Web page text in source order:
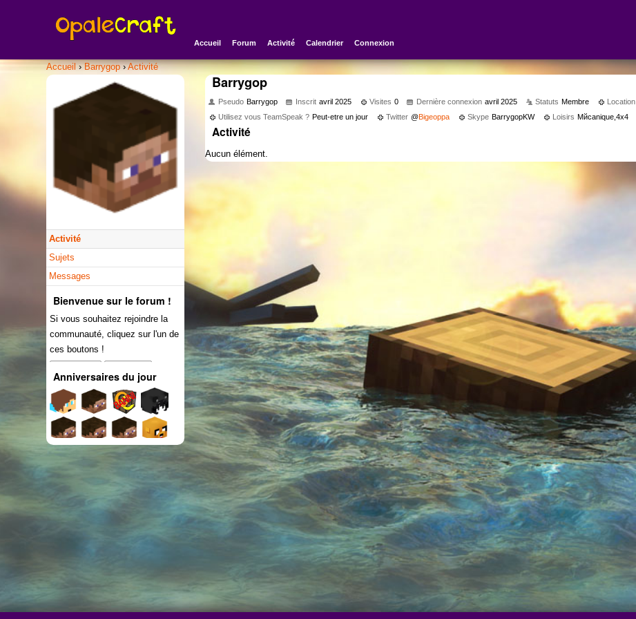
Accueil Forum Activité Calendrier Connexion
Accueil › Barrygop › Activité
Activité
Sujets
Messages
Bienvenue sur le forum !
Si vous souhaitez rejoindre la
communauté, cliquez sur l'un de
ces boutons !
Anniversaires du jour
Barrygop
Pseudo Barrygop Inscrit avril 2025 Visites 0 Dernière connexion avril 2025 Statuts Membre Location
Utilisez vous TeamSpeak ? Peut-etre un jour Twitter @Bigeoppa Skype BarrygopKW Loisirs Mйcanique,4x4
Activité
Aucun élément.